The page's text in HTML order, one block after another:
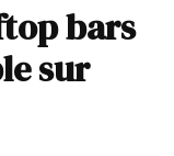
bars
sur